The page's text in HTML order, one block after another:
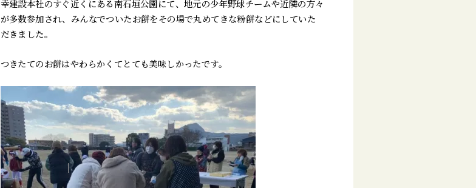
幸建設本社のすぐ近くにある南石垣公園にて、地元の少年野球チームや近隣の方々
が多数参加され、みんなでついたお餅をその場で丸めてきな粉餅などにしていた
だきました。
つきたてのお餅はやわらかくてとても美味しかったです。